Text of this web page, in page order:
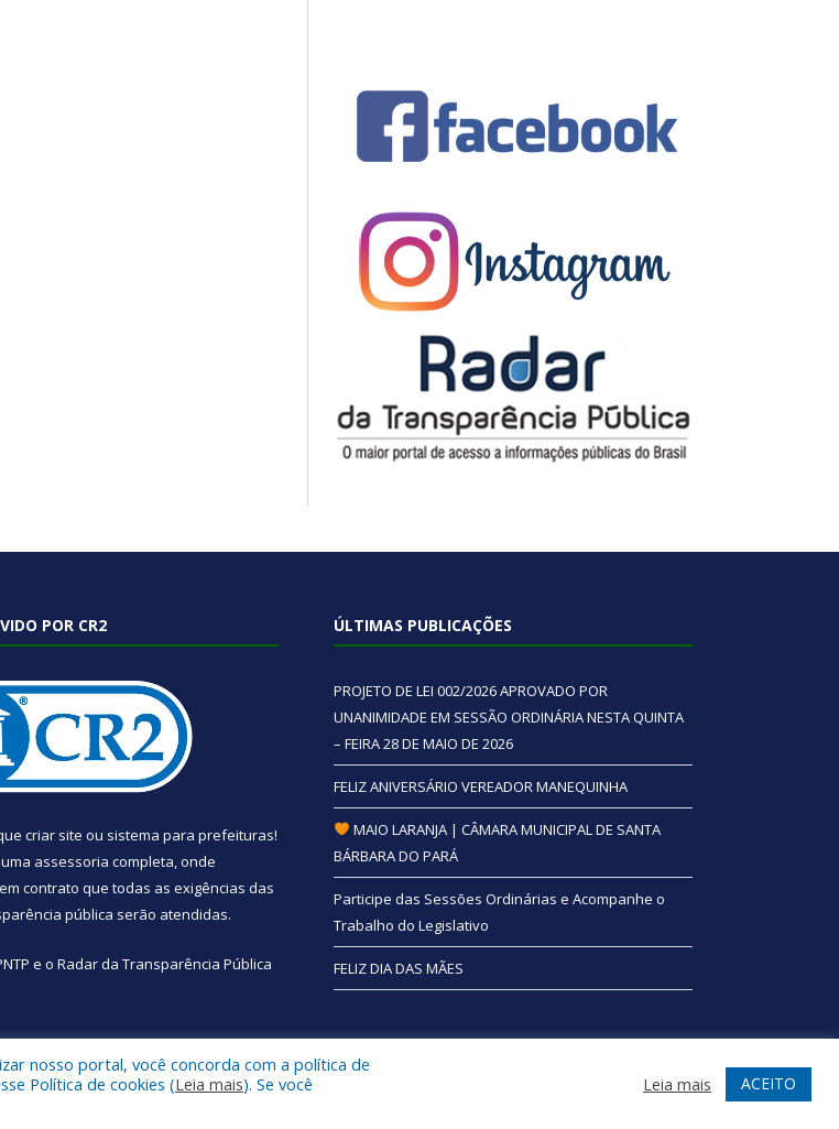
POR CR2
criar site ou sistema para prefeituras!
assessoria completa, onde
contrato que todas as exigências das
pública serão atendidas.
e o Radar da Transparência Pública
ÚLTIMAS PUBLICAÇÕES
PROJETO DE LEI 002/2026 APROVADO POR
UNANIMIDADE EM SESSÃO ORDINÁRIA NESTA QUINTA
– FEIRA 28 DE MAIO DE 2026
FELIZ ANIVERSÁRIO VEREADOR MANEQUINHA
MAIO LARANJA | CÂMARA MUNICIPAL DE SANTA
BÁRBARA DO PARÁ
Participe das Sessões Ordinárias e Acompanhe o
Trabalho do Legislativo
FELIZ DIA DAS MÃES
Mapa do Site Acessar Webmail
nosso portal, você concorda com a política de
Política de cookies (Leia mais). Se você
Leia mais ACEITO